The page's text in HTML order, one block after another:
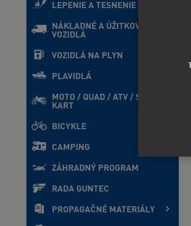
LEPENIE A TESNENIE
NÁKLADNÉ A ÚŽITKOVÉ
VOZIDLÁ
VOZIDLÁ NA PLYN
PLAVIDLÁ
MOTO / QUAD / ATV / SxS /
KART
BICYKLE
CAMPING
ZÁHRADNÝ PROGRAM
RADA GUNTEC
PROPAGAČNÉ MATERIÁLY